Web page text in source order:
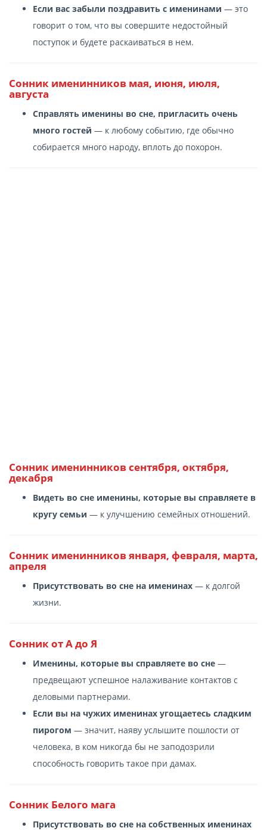
Если вас забыли поздравить с именинами — это
говорит о том, что вы совершите недостойный
поступок и будете раскаиваться в нем.
Сонник именинников мая, июня, июля,
августа
Справлять именины во сне, пригласить очень
много гостей — к любому событию, где обычно
собирается много народу, вплоть до похорон.
Сонник именинников сентября, октября,
декабря
Видеть во сне именины, которые вы справляете в
кругу семьи — к улучшению семейных отношений.
Сонник именинников января, февраля, марта,
апреля
Присутствовать во сне на именинах — к долгой
жизни.
Сонник от А до Я
Именины, которые вы справляете во сне —
предвещают успешное налаживание контактов с
деловыми партнерами.
Если вы на чужих именинах угощаетесь сладким
пирогом — значит, наяву услышите пошлости от
человека, в ком никогда бы не заподозрили
способность говорить такое при дамах.
Сонник Белого мага
Присутствовать во сне на собственных именинах